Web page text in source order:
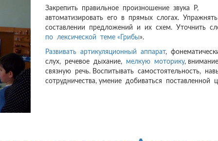
Закрепить правильное произношение звука Р,
автоматизировать его в прямых слогах.
составлении предложений и их схем. Уточнить
по лексической теме «Грибы».
Развивать артикуляционный аппарат,
слух, речевое дыхание, мелкую моторику,
связную речь. Воспитывать самостоятельность,
сотрудничества, умение добиваться поставленной